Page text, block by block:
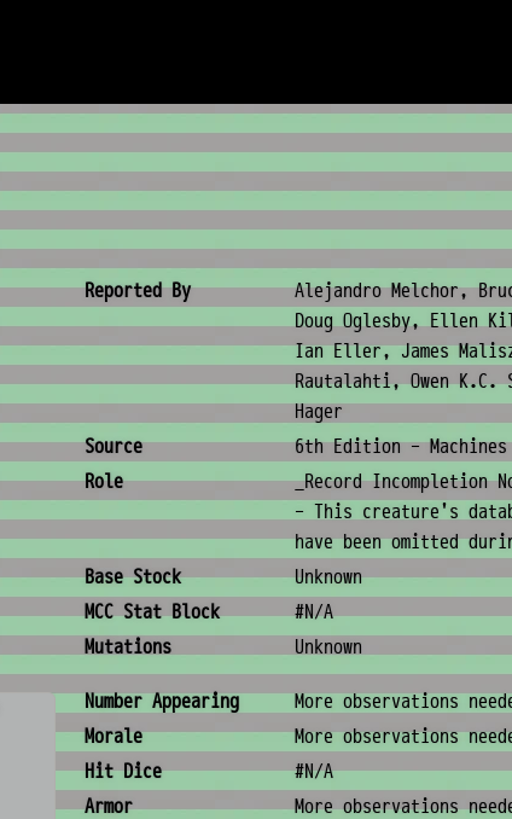
Creature Metadata
Reported By
Alejandro Melchor,
Doug Oglesby, Ellen
Ian Eller, James
Rautalahti, Owen K.C.
Hager
Source
6th Edition - Machines
Role
_Record Incompletion
- This creature's
have been omitted
Base Stock
Unknown
MCC Stat Block
#N/A
Mutations
Unknown
Combat & Physical Stats
Number Appearing
More observations
Morale
More observations
Hit Dice
#N/A
Armor
More observations